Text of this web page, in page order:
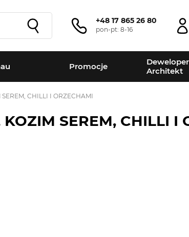
+48 17 865 26 80
pon-pt: 8-16
Promocje
Architekt
CHILLI I ORZECHAMI
SEREM, CHILLI I